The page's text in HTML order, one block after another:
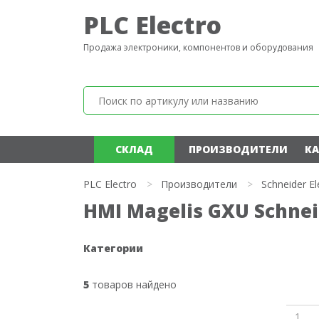
PLC Electro
Продажа электроники, компонентов и оборудования
СКЛАД ПРОИЗВОДИТЕЛИ
PLC Electro > Производители > Schneider
HMI Magelis GXU
Категории
5 товаров найдено